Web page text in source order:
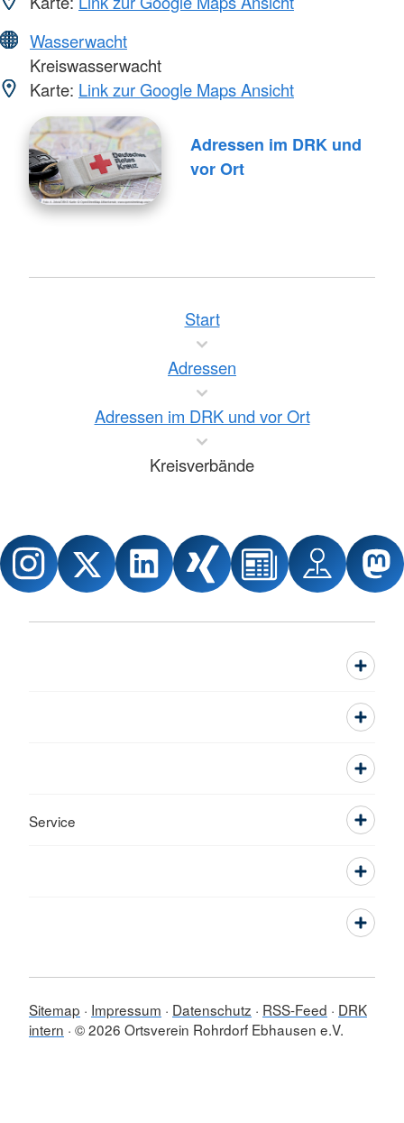
Wasserwacht
Kreiswasserwacht
Karte: Link zur Google Maps Ansicht
Adressen im DRK und
vor Ort
Start
Adressen
Adressen im DRK und vor Ort
Kreisverbände
Service
Sitemap Impressum Datenschutz RSS-Feed
DRK
intern © 2026 Ortsverein Rohrdorf Ebhausen e.V.